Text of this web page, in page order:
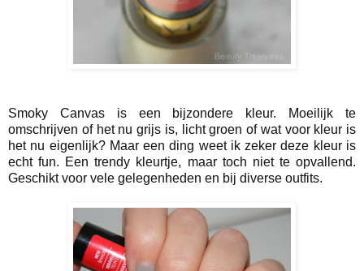
Smoky Canvas is een bijzondere kleur. Moeilijk te
omschrijven of het nu grijs is, licht groen of wat voor kleur is
het nu eigenlijk? Maar een ding weet ik zeker deze kleur is
echt fun. Een trendy kleurtje, maar toch niet te opvallend.
Geschikt voor vele gelegenheden en bij diverse outfits.